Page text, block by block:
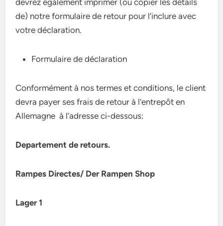
devrez également imprimer (ou copier les détails
de) notre formulaire de retour pour l’inclure avec
votre déclaration.
Formulaire de déclaration
Conformément à nos termes et conditions, le client
devra payer ses frais de retour à l’entrepôt en
Allemagne à l’adresse ci-dessous:
Departement de retours.
Rampes Directes/ Der Rampen Shop
Lager 1